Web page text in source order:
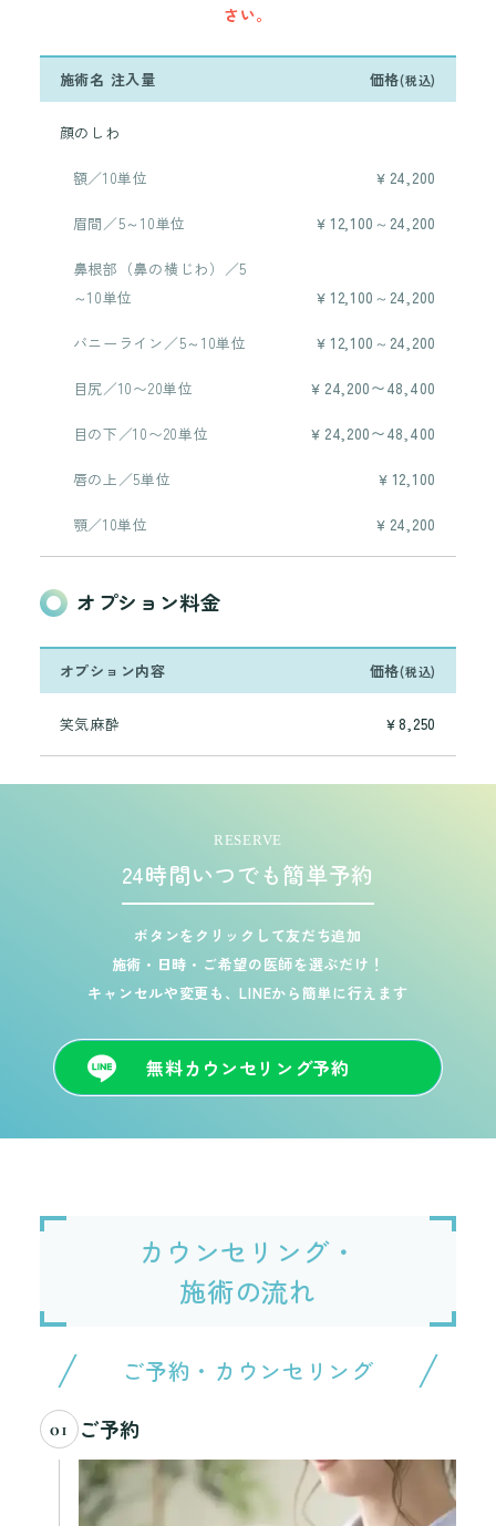
さい。
施術名 注入量 価格(税込)
顔のしわ
額／10単位 ￥24,200
眉間／5～10単位 ￥12,100～24,200
鼻根部（鼻の横じわ）／5
～10単位
￥12,100～24,200
バニーライン／5～10単位 ￥12,100～24,200
目尻／10〜20単位 ￥24,200〜48,400
目の下／10〜20単位 ￥24,200〜48,400
唇の上／5単位 ￥12,100
顎／10単位 ￥24,200
オプション料金
オプション内容 価格(税込)
笑気麻酔 ￥8,250
RESERVE
24時間いつでも簡単予約
ボタンをクリックして友だち追加
施術・日時・ご希望の医師を選ぶだけ！
キャンセルや変更も、LINEから簡単に行えます
無料カウンセリング予約
カウンセリング・
施術の流れ
ご予約・カウンセリング
01 ご予約